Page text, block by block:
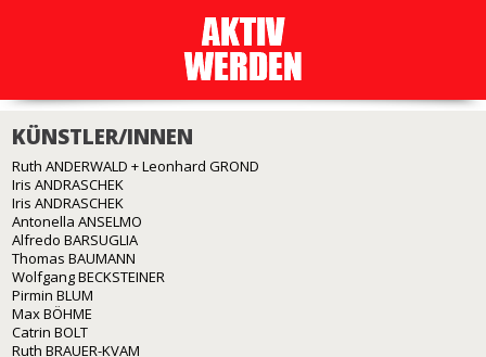
KÜNSTLER/INNEN
Ruth ANDERWALD + Leonhard GROND
Iris ANDRASCHEK
Iris ANDRASCHEK
Antonella ANSELMO
Alfredo BARSUGLIA
Thomas BAUMANN
Wolfgang BECKSTEINER
Pirmin BLUM
Max BÖHME
Catrin BOLT
Ruth BRAUER-KVAM